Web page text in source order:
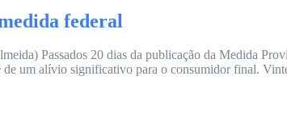
federal
Passados 20 dias da publicação da Medida
de um alívio significativo para o consumidor final.